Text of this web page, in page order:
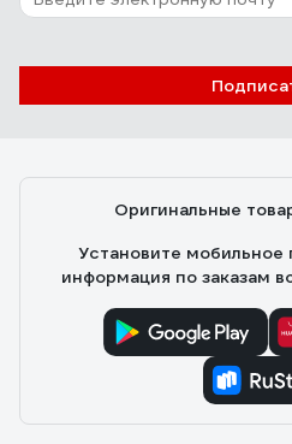
Оригинальные
Установите мобильное
информация по заказам